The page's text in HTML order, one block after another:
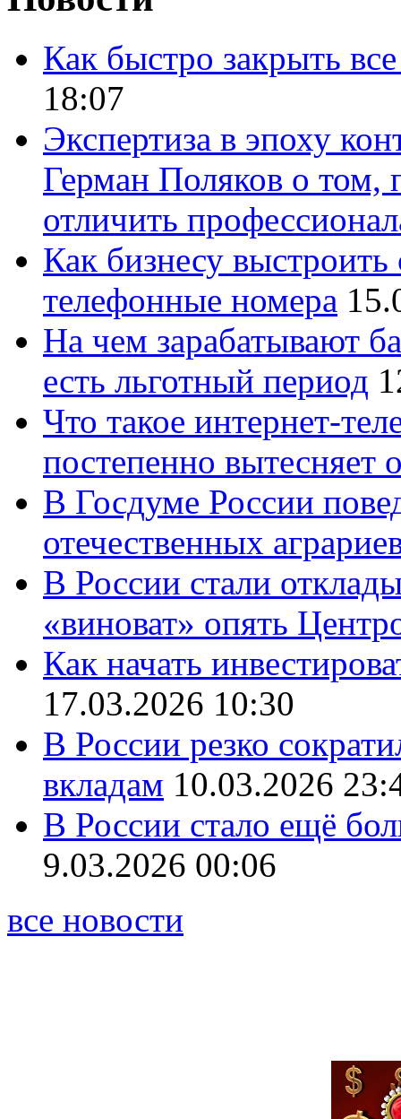
Как быстро закрыть
18:07
Экспертиза в эпоху
Герман Поляков о том,
отличить
Как бизнесу
телефонные номера
На чем зарабатывают
есть льготный период
Что такое интернет-
постепенно вытесняет
В Госдуме России
отечественных
В России стали
«виноват» опять
Как начать
17.03.2026 10:30
В России резко
вкладам 10.03.2026
В России стало ещё
9.03.2026 00:06
все новости